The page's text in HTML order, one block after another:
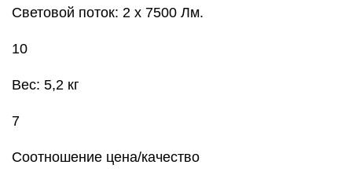
Световой поток: 2 х 7500 Лм.
10
Вес: 5,2 кг
7
Соотношение цена/качество